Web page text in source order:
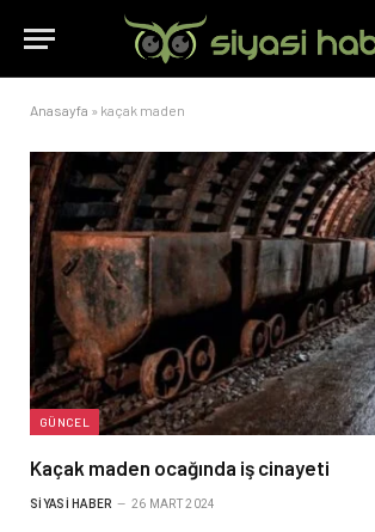
Anasayfa » kaçak maden
GÜNCEL
Kaçak maden ocağında iş cinayeti
SIYASI HABER 26 MART 2024